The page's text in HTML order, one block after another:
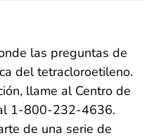
las preguntas de
del tetracloroetileno.
llame al Centro de
1-800-232-4636.
de una serie de